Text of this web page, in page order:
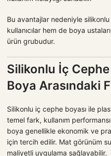
Bu avantajlar nedeniyle
kullanıcılar hem de boya
ürün grubudur.
Silikonlu İç
Boya Arasındaki
Silikonlu iç cephe boyası ile
temel fark, kullanım
boya genellikle ekonomik ve
için tercih edilir. Mat görünüm
maliyetli uygulama sağlayabilir.